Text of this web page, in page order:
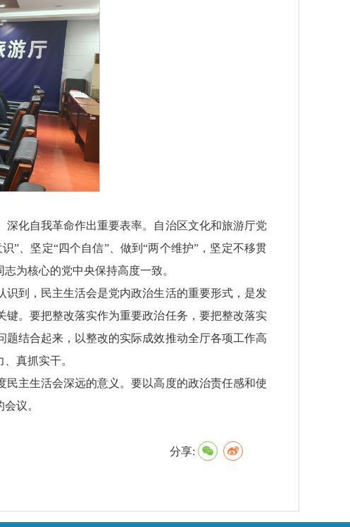
深化自我革命作出重要表率。自治区文化和旅游厅党
”、坚定“四个自信”、做到“两个维护”，坚定不移贯
为核心的党中央保持高度一致。
到，民主生活会是党内政治生活的重要形式，是发
。要把整改落实作为重要政治任务，要把整改落实
结合起来，以整改的实际成效推动全厅各项工作高
真抓实干。
民主生活会深远的意义。要以高度的政治责任感和使
议。
分享: